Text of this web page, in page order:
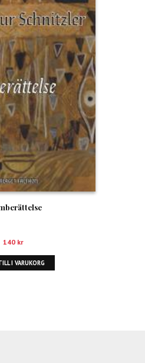
140 kr
I VARUKORG